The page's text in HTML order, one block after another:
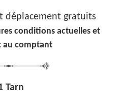
déplacement gratuits
conditions actuelles et
au comptant
Tarn